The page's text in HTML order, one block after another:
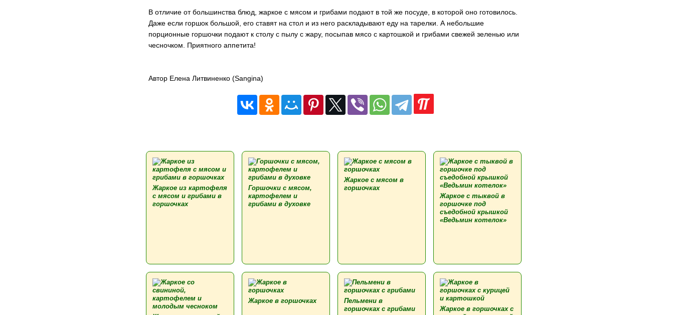
В отличие от большинства блюд, жаркое с мясом и грибами подают в той же посуде, в которой оно готовилось.
Даже если горшок большой, его ставят на стол и из него раскладывают еду на тарелки. А небольшие
порционные горшочки подают к столу с пылу с жару, посыпав мясо с картошкой и грибами свежей зеленью или
чесночком. Приятного аппетита!
Автор Елена Литвиненко (Sangina)
Жаркое из картофеля
с мясом и грибами в
горшочках
Горшочки с мясом,
картофелем и
грибами в духовке
Жаркое с мясом в
горшочках
Жаркое с тыквой в
горшочке под
съедобной крышкой
«Ведьмин котелок»
Жаркое в горшочках
Пельмени в
горшочках с грибами
Жаркое в горшочках с